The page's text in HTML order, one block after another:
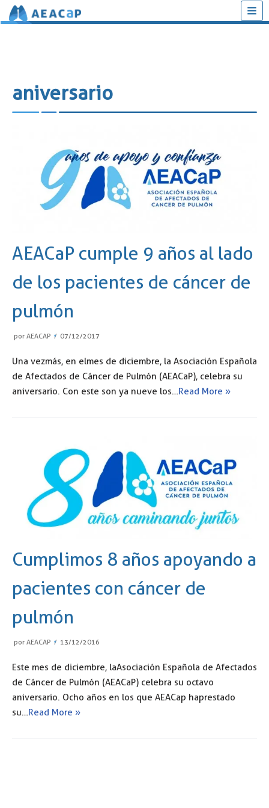
aniversario
AEACaP cumple 9 años al lado
de los pacientes de cáncer de
pulmón
por AEACAP 07/12/2017
Una vez más, en el mes de diciembre, la Asociación Española
de Afectados de Cáncer de Pulmón (AEACaP), celebra su
aniversario. Con este son ya nueve los…Read More »
Cumplimos 8 años apoyando a
pacientes con cáncer de
pulmón
por AEACAP 13/12/2016
Este mes de diciembre, la Asociación Española de Afectados
de Cáncer de Pulmón (AEACaP) celebra su octavo
aniversario. Ocho años en los que AEACap ha prestado
su…Read More »